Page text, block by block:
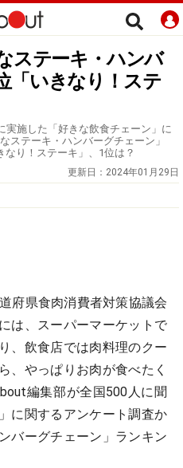
ステーキ・ハンバ
「いきなり！ステ
実施した「好きな飲食チェーン」に
ステーキ・ハンバーグチェーン」
り！ステーキ」、1位は？
更新日： 2024年01月29日
府県食肉消費者対策協議会
は、スーパーマーケットで
、飲食店では肉料理のクー
、やっぱりお肉が食べたく
編集部が全国500人に聞
に関するアンケート調査か
バーグチェーン」ランキン